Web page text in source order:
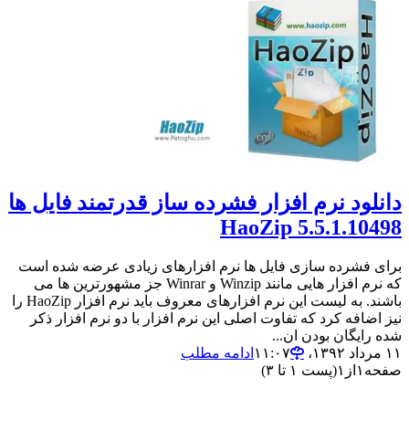
دانلود نرم افزار فشرده ساز قدرتمند فایل ها
HaoZip 5.5.1.10498
برای فشرده سازی فایل ها نرم افزارهای زیادی عرضه شده است
که نرم افزار هایی مانند Winzip و Winrar جز مشهورترین ها می
باشند. به لیست این نرم افزارهای معروف باید نرم افزار HaoZip را
نیز اضافه کرد که تفاوت اصلی این نرم افزار با دو نرم افزار ذکر
شده رایگان بودن ان...
۱۱ مرداد ۱۳۹۲،‏ ۱۱:۰۷
ادامه مطلب
صفحه ۱ از ۱(پست ۱ تا ۳)